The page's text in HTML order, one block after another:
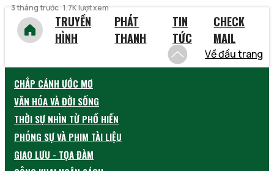
3 tháng trước 1.7K lượt xem
TRUYỀN
HÌNH
PHÁT
THANH
TIN
TỨC
CHECK
MAIL
Về đầu trang
CHẮP CÁNH ƯỚC MƠ
VĂN HÓA VÀ ĐỜI SỐNG
THỜI SỰ NHÌN TỪ PHỐ HIẾN
PHÓNG SỰ VÀ PHIM TÀI LIỆU
GIAO LƯU - TỌA ĐÀM